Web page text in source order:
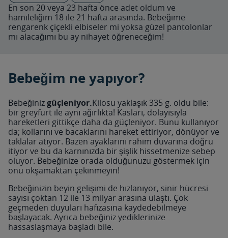
En son 20 veya 23 hafta önce adet oldum ve
hamileliğim 18 ile 21 hafta arasında. Bebeğime
rengarenk çiçekli elbiseler mi yoksa güzel pantolonlar
mı alacağımı bu ay nihayet öğreneceğim!
Bebeğim ne yapıyor?
Bebeğinizgüçleniyor.Kilosu yaklaşık 335 g. oldu bile:
bir greyfurt ile aynı ağırlıkta! Kasları, dolayısıyla
hareketleri gittikçe daha da güçleniyor. Bunu kullanıyor
da; kollarını ve bacaklarını hareket ettiriyor, dönüyor ve
taklalar atıyor. Bazen ayaklarını rahim duvarına doğru
itiyor ve bu da karnınızda bir şişlik hissetmenize sebep
oluyor. Bebeğinize orada olduğunuzu göstermek için
onu okşamaktan çekinmeyin!
Bebeğinizin beyin gelişimi de hızlanıyor, sinir hücresi
sayısı çoktan 12 ile 13 milyar arasına ulaştı. Çok
geçmeden duyuları hafızasına kaydedebilmeye
başlayacak. Ayrıca bebeğiniz yediklerinize
hassaslaşmaya başladı bile.